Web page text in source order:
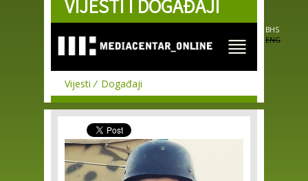
Skip to
main
VIJESTI I DOGAĐAJI
BHS
ENG
Vijesti Događaji